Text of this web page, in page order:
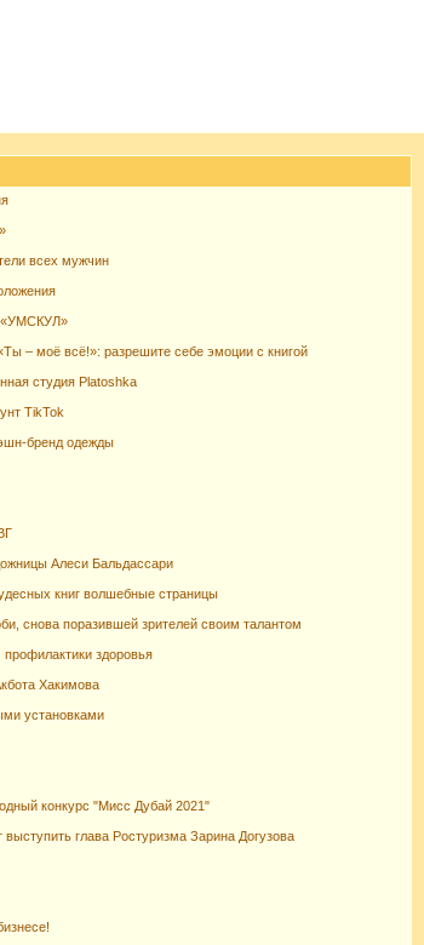
всех мужчин
«УМСКУЛ»
– моё всё!»: разрешите себе эмоции с книгой
студия Platoshka
TikTok
бренд одежды
Алеси Бальдассари
книг волшебные страницы
снова поразившей зрителей своим талантом
здоровья
Хакимова
установками
конкурс "Мисс Дубай 2021"
глава Ростуризма Зарина Догузова